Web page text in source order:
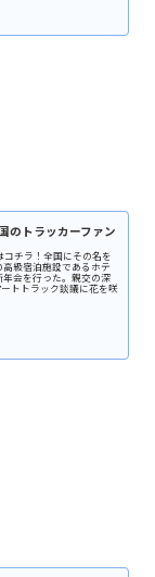
のトラッカーファン
コチラ！全国にその名を
級宿泊施設であるホテ
会を行った。親交の深
トトラック談議に花を咲